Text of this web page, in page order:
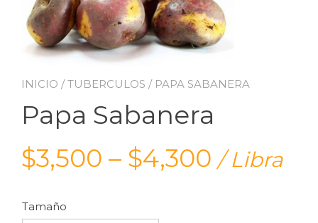
INICIO /TUBERCULOS / PAPA SABANERA
Papa Sabanera
$3,500 – $4,300 / Libra
Tamaño